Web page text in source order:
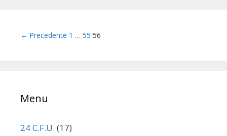
Navigazione
← Precedente 1 … 55 56
Menu
24 C.F.U. (17)